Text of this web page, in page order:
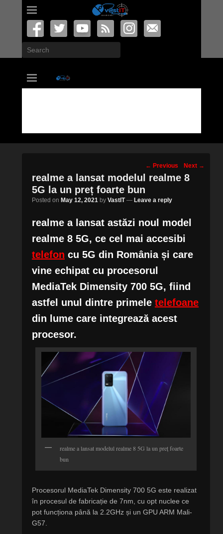
Search
vastIT.ro
Blog de Tehnologie
Post
navigation
← Previous Next →
realme a lansat modelul realme 8
5G la un preț foarte bun
Posted on May 12, 2021 by VastIT — Leave a reply
realme a lansat astăzi noul model
realme 8 5G, ce cel mai accesibi
telefon cu 5G din România și care
vine echipat cu procesorul
MediaTek Dimensity 700 5G, fiind
astfel unul dintre primele telefoane
din lume care integrează acest
procesor.
realme a lansat modelul realme 8 5G la un preț foarte
bun
Procesorul MediaTek Dimensity 700 5G este realizat
în procesul de fabricație de 7nm, cu opt nuclee ce
pot funcționa până la 2.2GHz și un GPU ARM Mali-
G57.